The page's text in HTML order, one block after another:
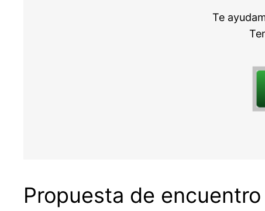
Te
Propuesta de